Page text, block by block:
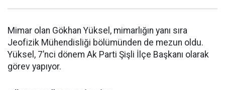
Mimar olan Gökhan Yüksel, mimarlığın yanı sıra
Jeofizik Mühendisliği bölümünden de mezun oldu.
Yüksel, 7’nci dönem Ak Parti Şişli İlçe Başkanı olarak
görev yapıyor.